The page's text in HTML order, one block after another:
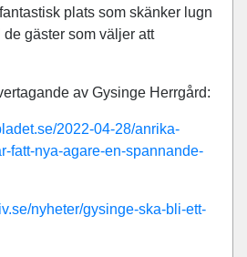
plats som skänker lugn
gäster som väljer att
av Gysinge Herrgård:
2022-04-28/anrika-
fatt-nya-agare-en-spannande-
nyheter/gysinge-ska-bli-ett-